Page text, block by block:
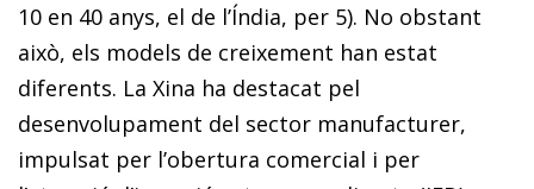
10 en 40 anys, el de l’Índia, per 5). No obstant
això, els models de creixement han estat
diferents. La Xina ha destacat pel
desenvolupament del sector manufacturer,
impulsat per l’obertura comercial i per